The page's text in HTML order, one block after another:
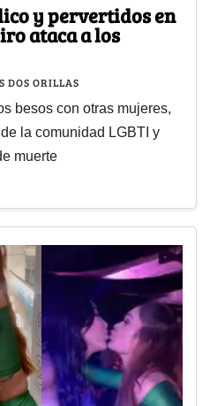
y pervertidos en
ataca a los
DOS ORILLAS
besos con otras mujeres,
la comunidad LGBTI y
muerte